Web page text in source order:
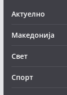
Актуелно
Македонија
Свет
Спорт